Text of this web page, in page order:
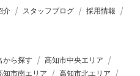
介 スタッフブログ
採用情報
から探す
高知市中央エリア
知市南エリア
高知市北エリア